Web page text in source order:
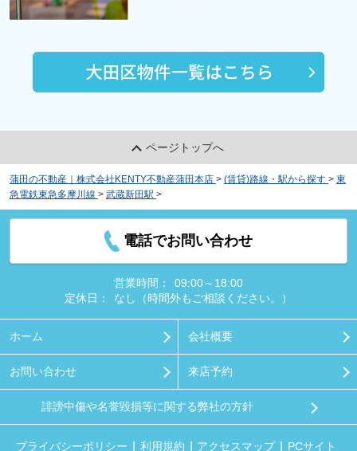
ページトップへ
蒲田の不動産｜株式会社KENTY不動産蒲田本店 > (賃貸)路線・駅から探す > 東
急電鉄東急多摩川線 > 武蔵新田駅 >
電話でお問い合わせ
営業時間：
09:00～18:00
定休日：
なし（時間外もご相談ください。）
ホーム 会社概要
お問い合わせ 来店予約
誹謗中傷や名誉毀損等に関する弊社の方針
プライバシーポリシー 利用規約 アクセスマップ PCサイト